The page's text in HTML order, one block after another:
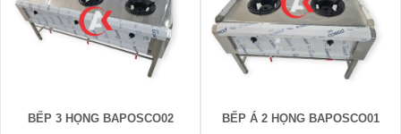
BẾP 3 HỌNG BAPOSCO02 BẾP Á 2 HỌNG BAPOSCO01